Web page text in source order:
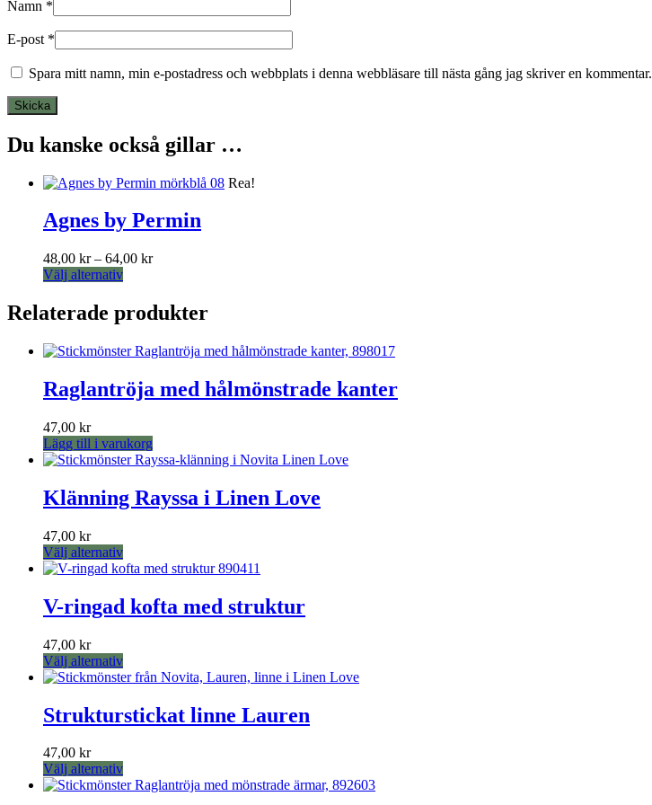
Namn *
E-post *
Spara mitt namn, min e-postadress och webbplats i denna webbläsare till nästa gång jag skriver en kommentar.
Du kanske också gillar …
Rea!
Agnes by Permin
48,00 kr – 64,00 krPrisintervall:
64,00 kr
Välj alternativDen
produkten
har
varianter.
olika
alternativen
väljas
på
produktsidan
Relaterade produkter
Raglantröja med hålmönstrade kanter
47,00 kr
Lägg till i varukorg
Klänning Rayssa i Linen Love
47,00 kr
Välj alternativDen
här
har
flera
olika
alternativen
väljas
på
V-ringad kofta med struktur
47,00 kr
Välj alternativDen
här
har
flera
olika
alternativen
Strukturstickat linne Lauren
47,00 kr
Välj alternativDen
här